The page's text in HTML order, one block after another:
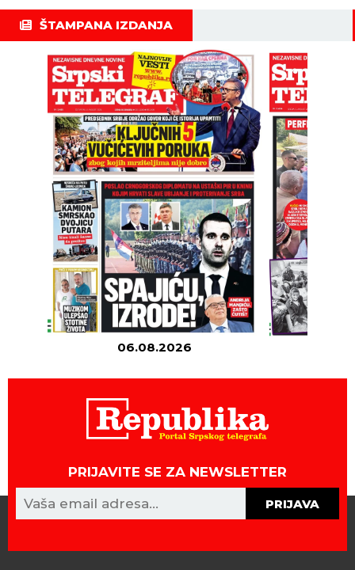
ŠTAMPANA IZDANJA
06.08.2026
PRIJAVITE SE ZA NEWSLETTER
PRIJAVA